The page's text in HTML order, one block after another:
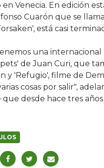
Venecia. En edición
Cuarón que se
está casi
una
de Juan Curi, que
y 'Refugio', filme de
cosas por salir",
desde hace tres años